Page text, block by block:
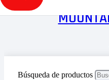
Búsqueda de productos